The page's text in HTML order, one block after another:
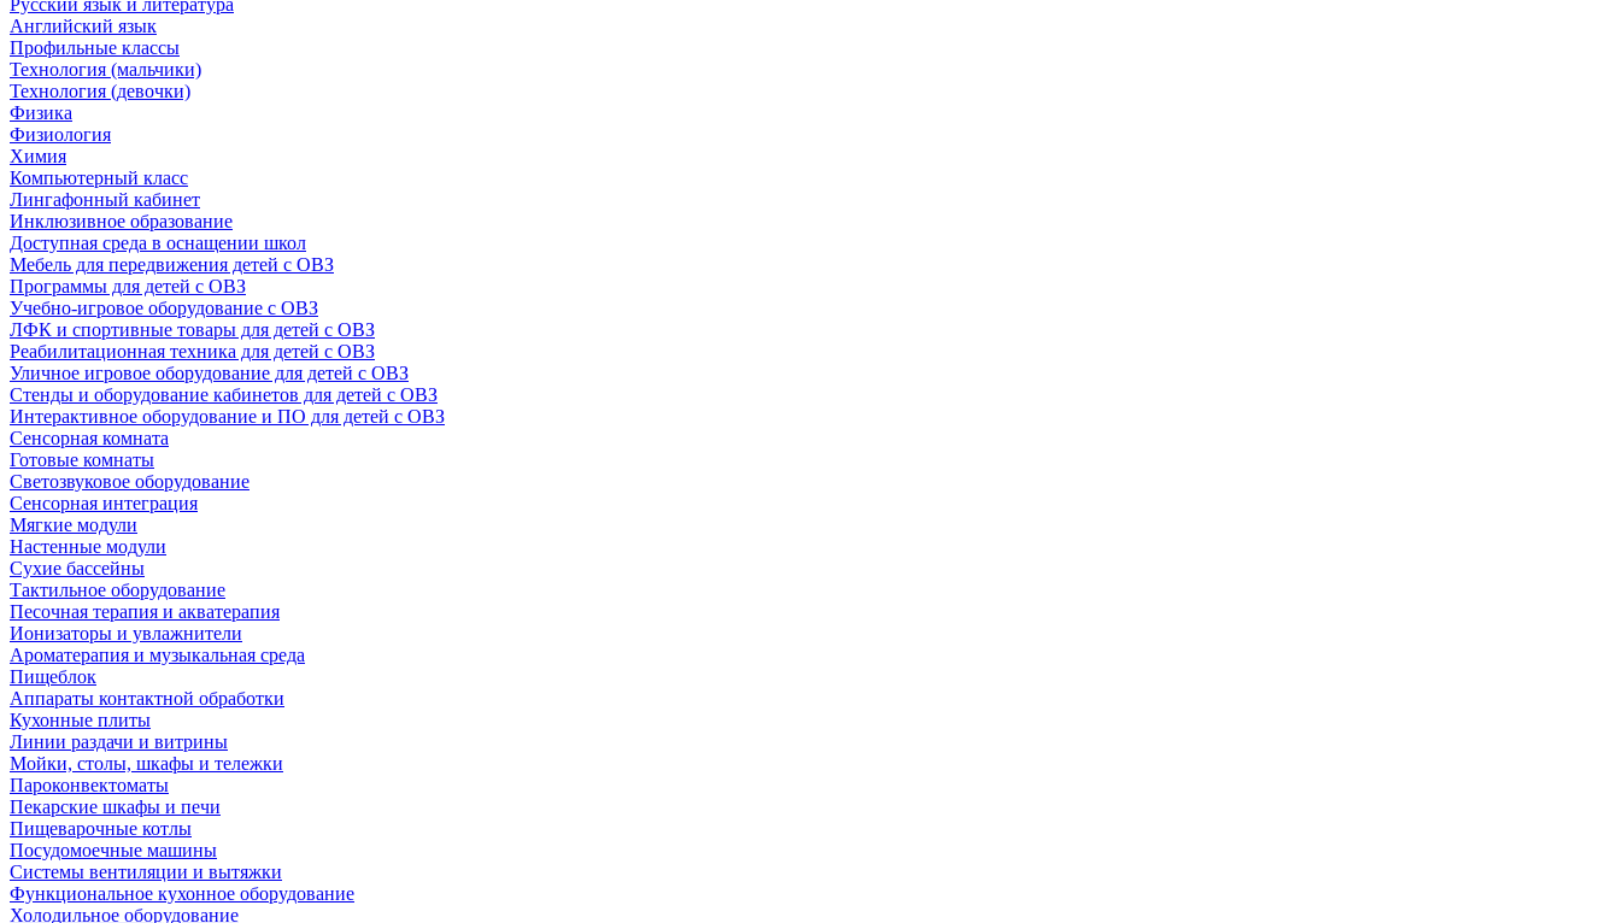
Русский язык и литература
Английский язык
Профильные классы
Технология (мальчики)
Технология (девочки)
Физика
Физиология
Химия
Компьютерный класс
Лингафонный кабинет
Инклюзивное образование
Доступная среда в оснащении школ
Мебель для передвижения детей с ОВЗ
Программы для детей с ОВЗ
Учебно-игровое оборудование с ОВЗ
ЛФК и спортивные товары для детей с ОВЗ
Реабилитационная техника для детей с ОВЗ
Уличное игровое оборудование для детей с ОВЗ
Стенды и оборудование кабинетов для детей с ОВЗ
Интерактивное оборудование и ПО для детей с ОВЗ
Сенсорная комната
Готовые комнаты
Светозвуковое оборудование
Сенсорная интеграция
Мягкие модули
Настенные модули
Сухие бассейны
Тактильное оборудование
Песочная терапия и акватерапия
Ионизаторы и увлажнители
Ароматерапия и музыкальная среда
Пищеблок
Аппараты контактной обработки
Кухонные плиты
Линии раздачи и витрины
Мойки, столы, шкафы и тележки
Пароконвектоматы
Пекарские шкафы и печи
Пищеварочные котлы
Посудомоечные машины
Системы вентиляции и вытяжки
Функциональное кухонное оборудование
Холодильное оборудование